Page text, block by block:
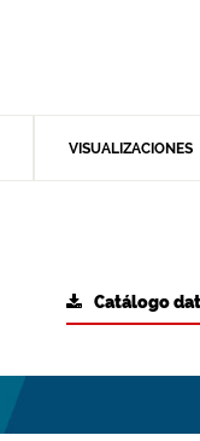
VISUALIZACIONES
Catálogo